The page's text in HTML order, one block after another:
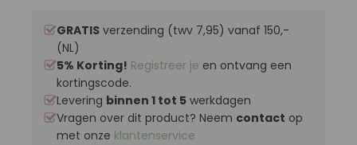
GRATIS verzending (twv 7,95) vanaf 150,-
(NL)
5% Korting! Registreer je en ontvang een
kortingscode.
Levering binnen 1 tot 5 werkdagen
Vragen over dit product? Neem contact op
met onze klantenservice